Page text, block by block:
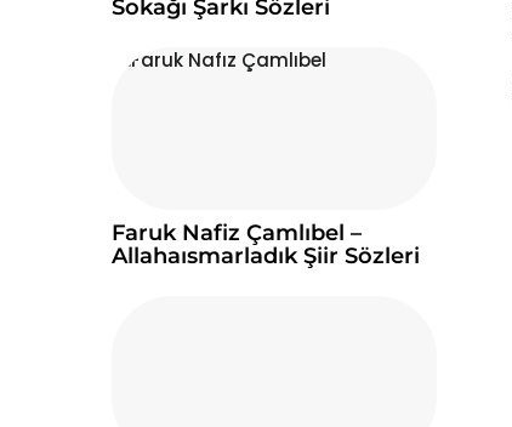
Sokağı Şarkı Sözleri
Faruk Nafiz Çamlıbel –
Allahaısmarladık Şiir Sözleri